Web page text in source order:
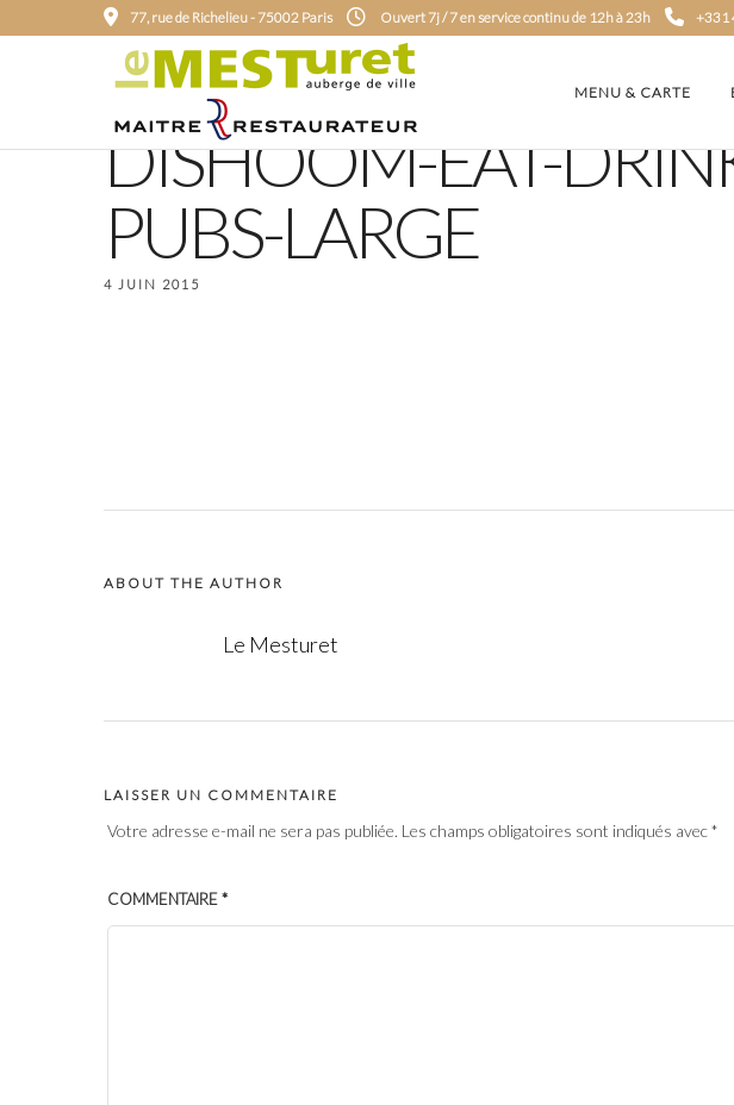
77, rue de Richelieu - 75002 Paris Ouvert 7j / 7 en service continu de 12h à 23h +331
MENU & CARTE
DISHOOM-EAT-
PUBS-LARGE
4 JUIN 2015
ABOUT THE AUTHOR
Le Mesturet
LAISSER UN COMMENTAIRE
Votre adresse e-mail ne sera pas publiée. Les champs obligatoires sont indiqués avec*
COMMENTAIRE*